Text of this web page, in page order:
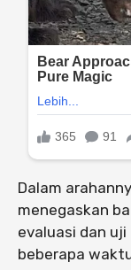
Dalam
menegaskan
evaluasi dan
beberapa